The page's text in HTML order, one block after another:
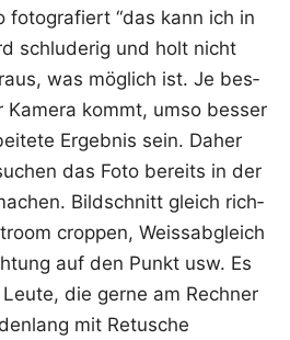
foto­gra­fiert “das kann ich in
schlu­de­rig und holt nicht
was mög­lich ist. Je bes­
Kame­ra kommt, umso bes­ser
Ergeb­nis sein. Daher
das Foto bereits in der
Bild­schnitt gleich rich­
crop­pen, Weiss­ab­gleich
auf den Punkt usw. Es
die ger­ne am Rech­ner
mit Retu­sche